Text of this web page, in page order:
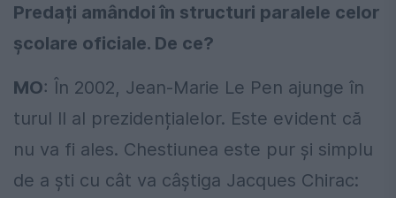
Predați amândoi în structuri paralele celor
școlare oficiale. De ce?
MO: În 2002, Jean-Marie Le Pen ajunge în
turul II al prezidențialelor. Este evident că
nu va fi ales. Chestiunea este pur și simplu
de a ști cu cât va câștiga Jacques Chirac: